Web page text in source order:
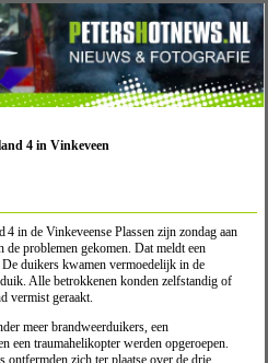
4 in Vinkeveen
in de Vinkeveense Plassen zijn zondag aan
problemen gekomen. Dat meldt een
duikers kwamen vermoedelijk in de
Alle betrokkenen konden zelfstandig of
vermist geraakt.
meer brandweerduikers, een
een traumahelikopter werden opgeroepen.